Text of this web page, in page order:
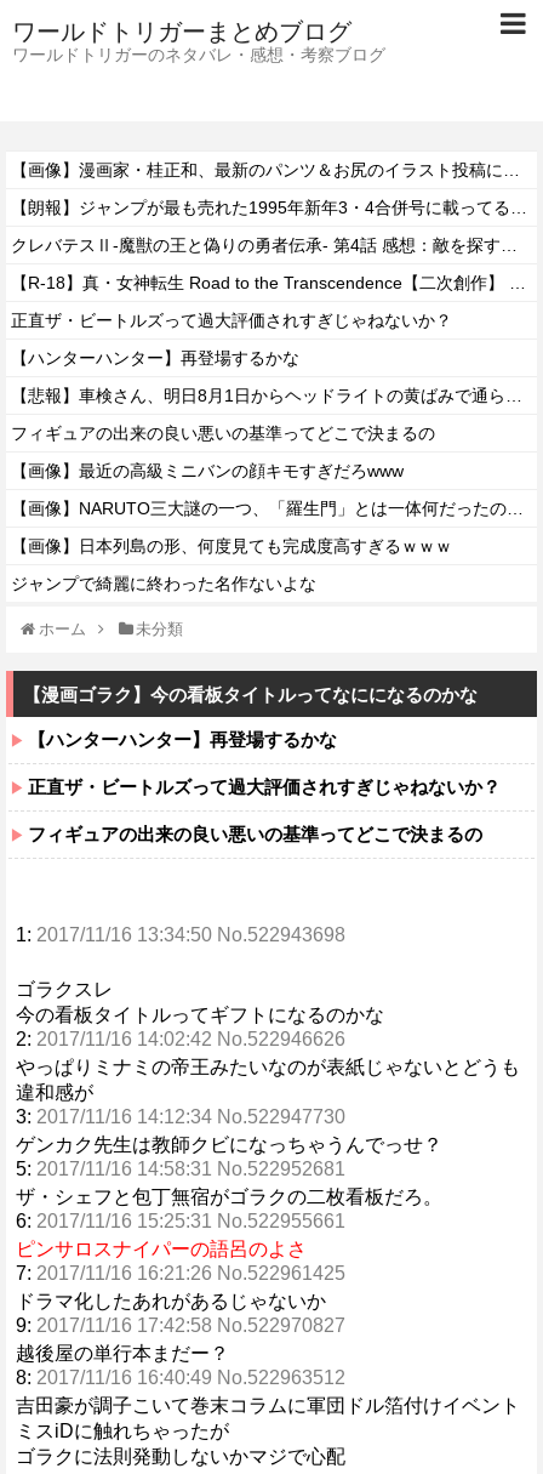
ワールドトリガーまとめブログ
ワールドトリガーのネタバレ・感想・考察ブログ
正直ザ・ビートルズって過大評価されすぎじゃねないか？
【ハンターハンター】再登場するかな
フィギュアの出来の良い悪いの基準ってどこで決まるの
【画像】最近の高級ミニバンの顔キモすぎだろwww
【画像】日本列島の形、何度見ても完成度高すぎるｗｗｗ
ジャンプで綺麗に終わった名作ないよな
ホーム 未分類
【漫画ゴラク】今の看板タイトルってなにになるのかな
【ハンターハンター】再登場するかな
正直ザ・ビートルズって過大評価されすぎじゃねないか？
フィギュアの出来の良い悪いの基準ってどこで決まるの
1: 2017/11/16 13:34:50 No.522943698
ゴラクスレ
今の看板タイトルってギフトになるのかな
2: 2017/11/16 14:02:42 No.522946626
やっぱりミナミの帝王みたいなのが表紙じゃないとどうも
違和感が
3: 2017/11/16 14:12:34 No.522947730
ゲンカク先生は教師クビになっちゃうんでっせ？
5: 2017/11/16 14:58:31 No.522952681
ザ・シェフと包丁無宿がゴラクの二枚看板だろ。
6: 2017/11/16 15:25:31 No.522955661
ピンサロスナイパーの語呂のよさ
7: 2017/11/16 16:21:26 No.522961425
ドラマ化したあれがあるじゃないか
9: 2017/11/16 17:42:58 No.522970827
越後屋の単行本まだー？
8: 2017/11/16 16:40:49 No.522963512
吉田豪が調子こいて巻末コラムに軍団ドル箔付けイベント
ミスiDに触れちゃったが
ゴラクに法則発動しないかマジで心配